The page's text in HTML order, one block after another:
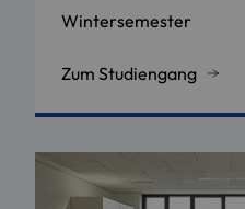
Wintersemester
Zum Studiengang